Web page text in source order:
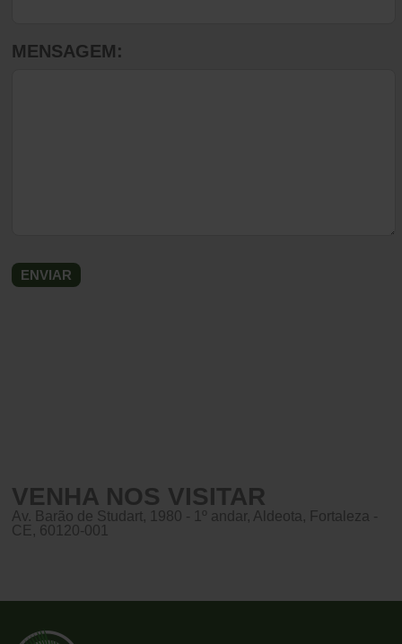
MENSAGEM:
VENHA NOS VISITAR
Av. Barão de Studart, 1980 - 1º andar, Aldeota, Fortaleza -
CE, 60120-001